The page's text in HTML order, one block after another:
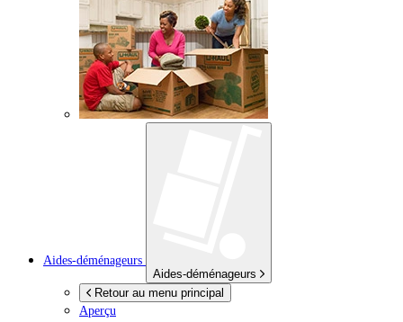
Aides-déménageurs
Aides-déménageurs
Retour au menu principal
Aperçu